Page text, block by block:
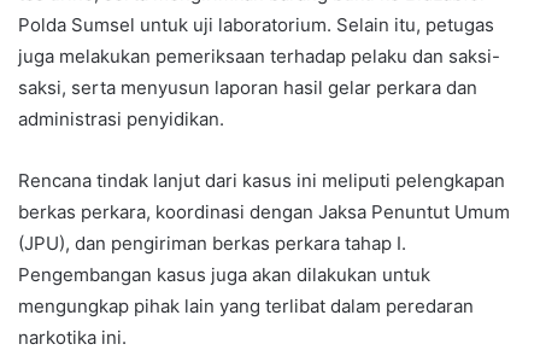
Polda Sumsel untuk uji laboratorium. Selain itu, petugas
juga melakukan pemeriksaan terhadap pelaku dan saksi-
saksi, serta menyusun laporan hasil gelar perkara dan
administrasi penyidikan.
Rencana tindak lanjut dari kasus ini meliputi pelengkapan
berkas perkara, koordinasi dengan Jaksa Penuntut Umum
(JPU), dan pengiriman berkas perkara tahap I.
Pengembangan kasus juga akan dilakukan untuk
mengungkap pihak lain yang terlibat dalam peredaran
narkotika ini.